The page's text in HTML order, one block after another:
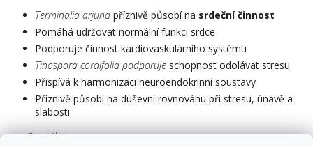
Terminalia arjuna příznivě působí na srdeční činnost
Pomáhá udržovat normální funkci srdce
Podporuje činnost kardiovaskulárního systému
Tinospora cordifolia podporuje schopnost odolávat stresu
Přispívá k harmonizaci neuroendokrinní soustavy
Příznivě působí na duševní rovnováhu při stresu, únavě a
slabosti
Doplněk stravy